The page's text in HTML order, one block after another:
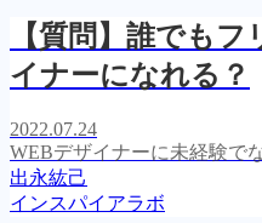
【質問】誰でも
イナーになれる？
2022.07.24
WEBデザイナーに未経験で
出永紘己
インスパイアラボ